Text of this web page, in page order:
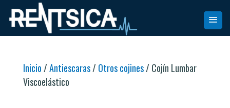
Inicio /Antiescaras/ Otros cojines/ Cojín Lumbar
Viscoelástico